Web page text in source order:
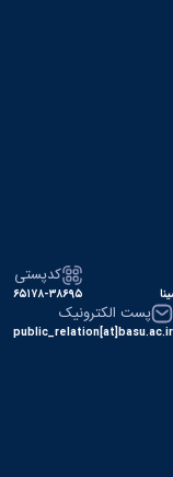
کدپستی
۶۵۱۷۸-۳۸۶۹۵
پست الکترونیک
public_relation[at]basu.ac.ir